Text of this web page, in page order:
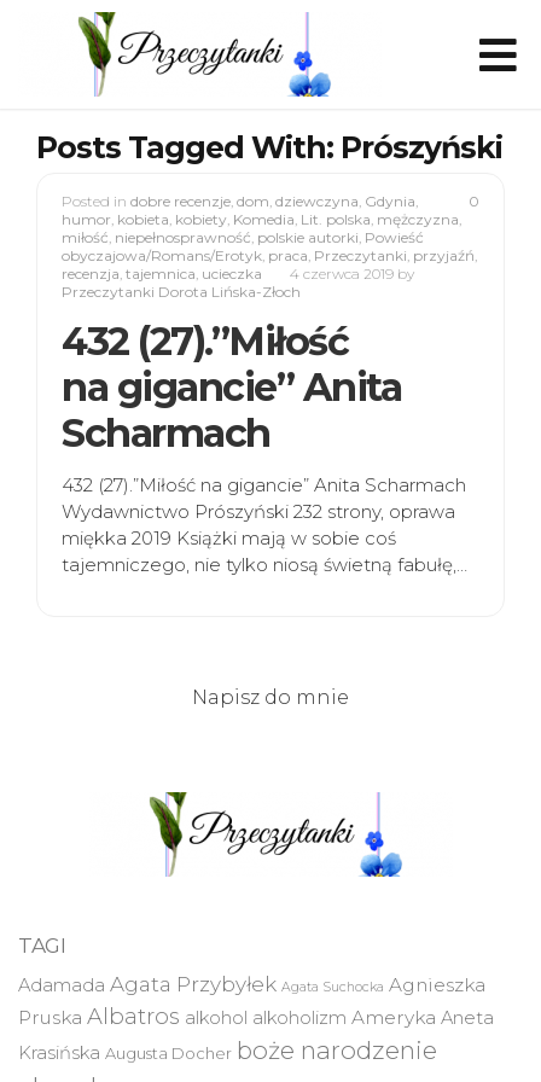
Posts Tagged With: Prószyński
0
Posted in dobre recenzje, dom, dziewczyna, Gdynia,
humor, kobieta, kobiety, Komedia, Lit. polska, mężczyzna,
miłość, niepełnosprawność, polskie autorki, Powieść
obyczajowa/Romans/Erotyk, praca, Przeczytanki, przyjaźń,
recenzja, tajemnica, ucieczka 4 czerwca 2019 by
Przeczytanki Dorota Lińska-Złoch
432 (27).”Miłość
na gigancie” Anita
Scharmach
432 (27).”Miłość na gigancie” Anita Scharmach
Wydawnictwo Prószyński 232 strony, oprawa
miękka 2019 Książki mają w sobie coś
tajemniczego, nie tylko niosą świetną fabułę,…
Napisz do mnie
TAGI
Adamada Agata Przybyłek Agata Suchocka Agnieszka
Pruska Albatros alkohol alkoholizm Ameryka Aneta
Krasińska Augusta Docher boże narodzenie